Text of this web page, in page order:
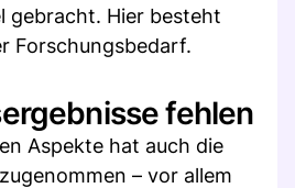
gebracht. Hier besteht
Forschungsbedarf.
fehlen
Aspekte hat auch die
– vor allem